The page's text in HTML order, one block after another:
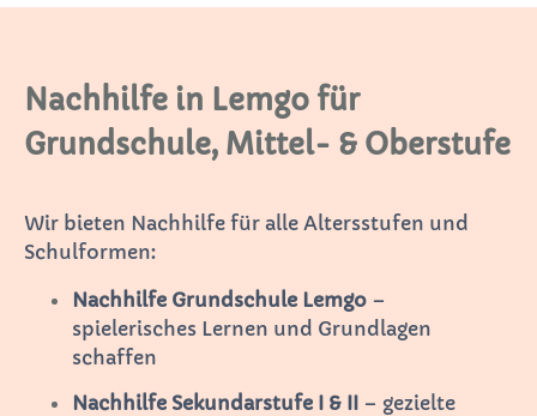
Nachhilfe in Lemgo für
Grundschule, Mittel- & Oberstufe
Wir bieten Nachhilfe für alle Altersstufen und
Schulformen:
Nachhilfe Grundschule Lemgo –
spielerisches Lernen und Grundlagen
schaffen
Nachhilfe Sekundarstufe I & II – gezielte